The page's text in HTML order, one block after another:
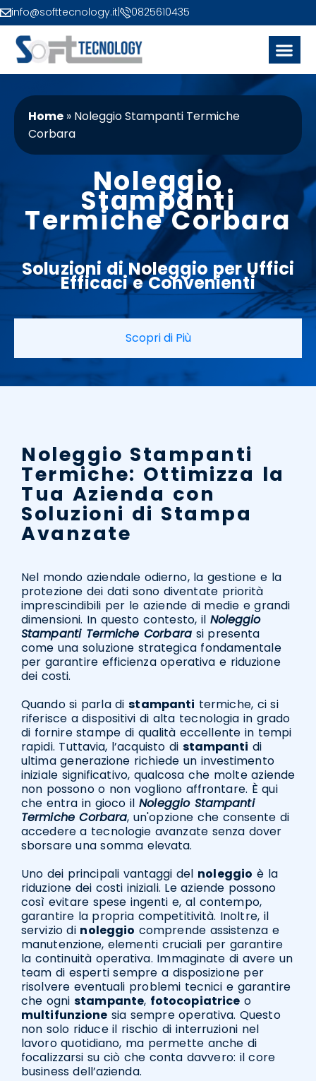
info@softtecnology.it 0825610435
Home » Noleggio Stampanti Termiche
Corbara
Noleggio
Stampanti
Termiche Corbara
Soluzioni diNoleggio per Uffici
Efficaci e Convenienti
Scopri di Più
Noleggio Stampanti
Termiche: Ottimizza la
Tua Azienda con
Soluzioni di Stampa
Avanzate
Nel mondo aziendale odierno, la gestione e la
protezione dei dati sono diventate priorità
imprescindibili per le aziende di medie e grandi
dimensioni. In questo contesto, il Noleggio
Stampanti Termiche Corbarasi presenta
come una soluzione strategica fondamentale
per garantire efficienza operativa e riduzione
dei costi.
Quando si parla distampanti termiche, ci si
riferisce a dispositivi di alta tecnologia in grado
di fornire stampe di qualità eccellente in tempi
rapidi. Tuttavia, l’acquisto di stampanti di
ultima generazione richiede un investimento
iniziale significativo, qualcosa che molte aziende
non possono o non vogliono affrontare. È qui
che entra in gioco ilNoleggio Stampanti
Termiche Corbara, un'opzione che consente di
accedere a tecnologie avanzate senza dover
sborsare una somma elevata.
Uno dei principali vantaggi del noleggio è la
riduzione dei costi iniziali. Le aziende possono
così evitare spese ingenti e, al contempo,
garantire la propria competitività. Inoltre, il
servizio di noleggio comprende assistenza e
manutenzione, elementi cruciali per garantire
la continuità operativa. Immaginate di avere un
team di esperti sempre a disposizione per
risolvere eventuali problemi tecnici e garantire
che ognistampante, fotocopiatrice o
multifunzione sia sempre operativa. Questo
non solo riduce il rischio di interruzioni nel
lavoro quotidiano, ma permette anche di
focalizzarsi su ciò che conta davvero: il core
business dell’azienda.